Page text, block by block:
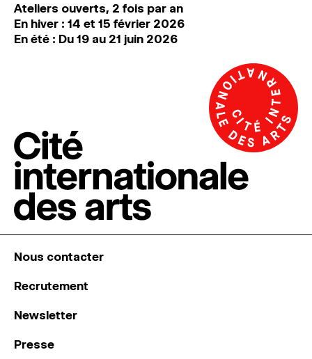
Ateliers ouverts, 2 fois par an
En hiver : 14 et 15 février 2026
En été : Du 19 au 21 juin 2026
Nous contacter
Recrutement
Newsletter
Presse